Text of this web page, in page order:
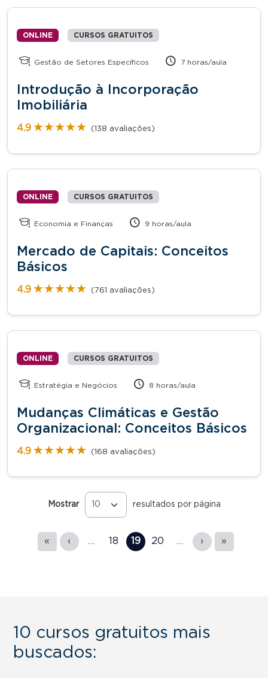
ONLINE CURSOS GRATUITOS
Gestão de Setores Específicos 7 horas/aula
Introdução à Incorporação
Imobiliária
4.9 ★★★★★
★★★★★ (138 avaliações)
ONLINE CURSOS GRATUITOS
Economia e Finanças 9 horas/aula
Mercado de Capitais: Conceitos
Básicos
4.9 ★★★★★
★★★★★ (761 avaliações)
ONLINE CURSOS GRATUITOS
Estratégia e Negócios 8 horas/aula
Mudanças Climáticas e Gestão
Organizacional: Conceitos Básicos
4.9 ★★★★★
★★★★★ (168 avaliações)
Mostrar resultados por página
Páginas
« ‹ … 18 19 20 … › »
10 cursos gratuitos mais
buscados: